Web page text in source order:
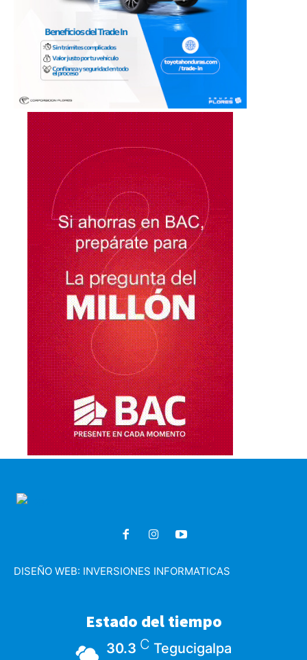
DISEÑO WEB: INVERSIONES INFORMATICAS
Estado del tiempo
30.3 C Tegucigalpa